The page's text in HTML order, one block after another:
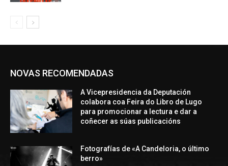
NOVAS RECOMENDADAS
A Vicepresidencia da Deputación
colabora coa Feira do Libro de Lugo
para promocionar a lectura e dar a
coñecer as súas publicacións
Fotografías de «A Candeloria, o último
berro»